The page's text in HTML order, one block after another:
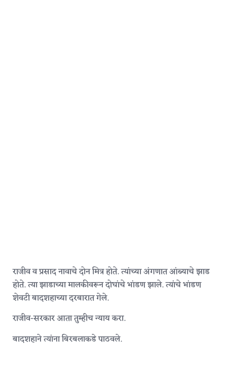
राजीव व प्रसाद नावाचे दोन मित्र होते. त्यांच्या अंगणात आंब्याचे झाड
होते. त्या झाडाच्या मालकीवरून दोघांचे भांडण झाले. त्यांचे भांडण
शेवटी बादशहाच्या दरबारात गेले.
राजीव-सरकार आता तुम्हीच न्याय करा.
बादशहाने त्यांना बिरबलाकडे पाठवले.